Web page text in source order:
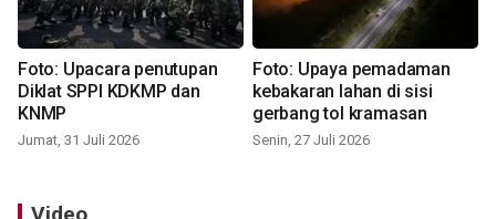
Foto: Upacara penutupan
Diklat SPPI KDKMP dan
KNMP
Jumat, 31 Juli 2026
Foto: Upaya pemadaman
kebakaran lahan di sisi
gerbang tol kramasan
Senin, 27 Juli 2026